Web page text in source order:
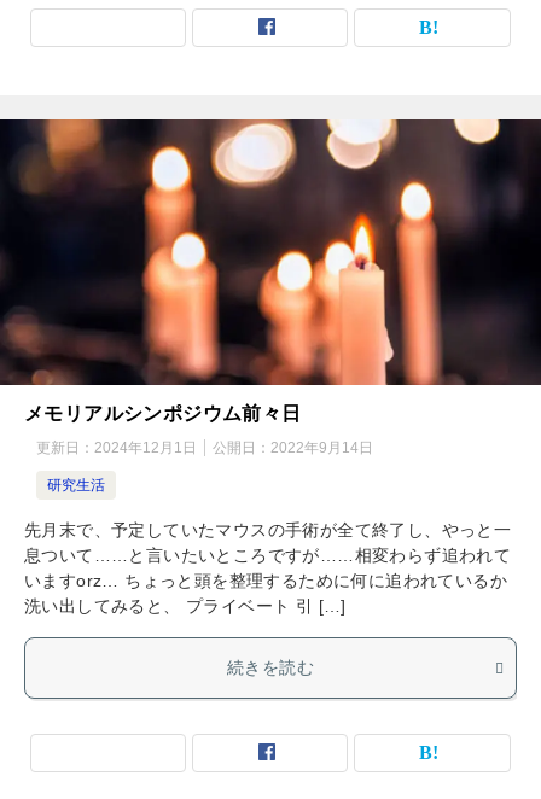
メモリアルシンポジウム前々日
更新日： 2024年12月1日 公開日： 2022年9月14日
研究生活
先月末で、予定していたマウスの手術が全て終了し、やっと一
息ついて……と言いたいところですが……相変わらず追われて
いますorz… ちょっと頭を整理するために何に追われているか
洗い出してみると、 プライベート 引 […]
続きを読む